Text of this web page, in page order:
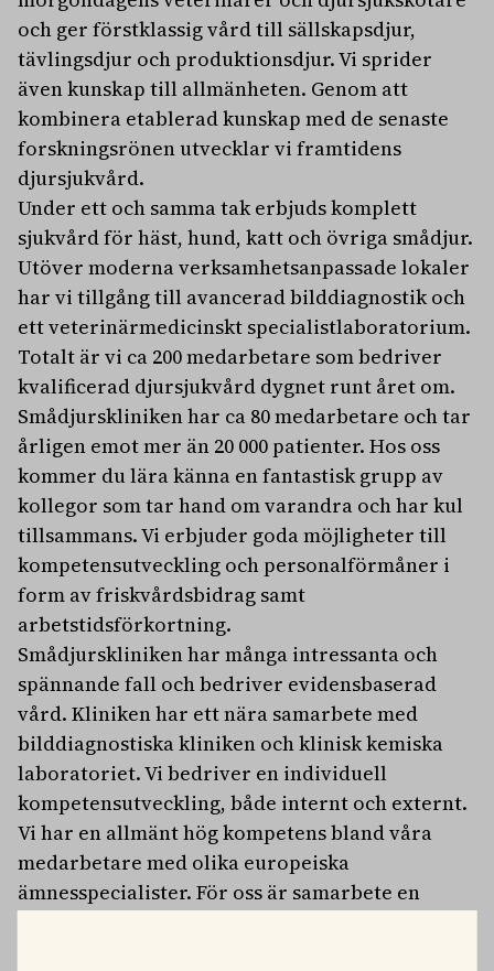
och ger förstklassig vård till sällskapsdjur,
tävlingsdjur och produktionsdjur. Vi sprider
även kunskap till allmänheten. Genom att
kombinera etablerad kunskap med de senaste
forskningsrönen utvecklar vi framtidens
djursjukvård.
Under ett och samma tak erbjuds komplett
sjukvård för häst, hund, katt och övriga smådjur.
Utöver moderna verksamhetsanpassade lokaler
har vi tillgång till avancerad bilddiagnostik och
ett veterinärmedicinskt specialistlaboratorium.
Totalt är vi ca 200 medarbetare som bedriver
kvalificerad djursjukvård dygnet runt året om.
Smådjurskliniken har ca 80 medarbetare och tar
årligen emot mer än 20 000 patienter. Hos oss
kommer du lära känna en fantastisk grupp av
kollegor som tar hand om varandra och har kul
tillsammans. Vi erbjuder goda möjligheter till
kompetensutveckling och personalförmåner i
form av friskvårdsbidrag samt
arbetstidsförkortning.
Smådjurskliniken har många intressanta och
spännande fall och bedriver evidensbaserad
vård. Kliniken har ett nära samarbete med
bilddiagnostiska kliniken och klinisk kemiska
laboratoriet. Vi bedriver en individuell
kompetensutveckling, både internt och externt.
Vi har en allmänt hög kompetens bland våra
medarbetare med olika europeiska
ämnesspecialister. För oss är samarbete en